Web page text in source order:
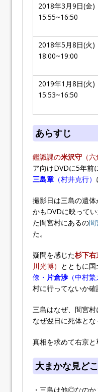
2018年3月9日(金)
15:55~16:50
2018年5月8日(火)
18:00~19:00
2019年1月8日(火)
15:53~16:50
あらすじ
鑑識課の米沢守 （
ア向けDVDに5年前
三島章 （村井克行）
撮影日は三島の遺
かもDVDに映って
た間宮村にあるの間
た。
疑問を感じた杉下右
川光博） とともに国
僚・ 片倉渉（中村繁
村に行ってないか確
三島はなぜ、間宮村
なぜ翌日に死体と
真相を求めて右京と
大まかな見ど
・三島は他◎なの